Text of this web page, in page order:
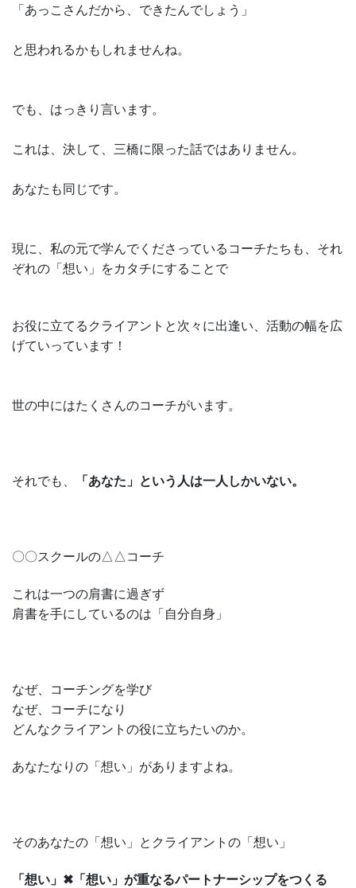
「あっこさんだから、できたんでしょう」
と思われるかもしれませんね。
でも、はっきり言います。
これは、決して、三橋に限った話ではありません。
あなたも同じです。
現に、私の元で学んでくださっているコーチたちも、それ
ぞれの「想い」をカタチにすることで
お役に立てるクライアントと次々に出逢い、活動の幅を広
げていっています！
世の中にはたくさんのコーチがいます。
それでも、 「あなた」という人は一人しかいない。
〇〇スクールの△△コーチ
これは一つの肩書に過ぎず
肩書を手にしているのは「自分自身」
なぜ、コーチングを学び
なぜ、コーチになり
どんなクライアントの役に立ちたいのか。
あなたなりの「想い」がありますよね。
そのあなたの「想い」とクライアントの「想い」
「想い」✖「想い」が重なるパートナーシップをつくる